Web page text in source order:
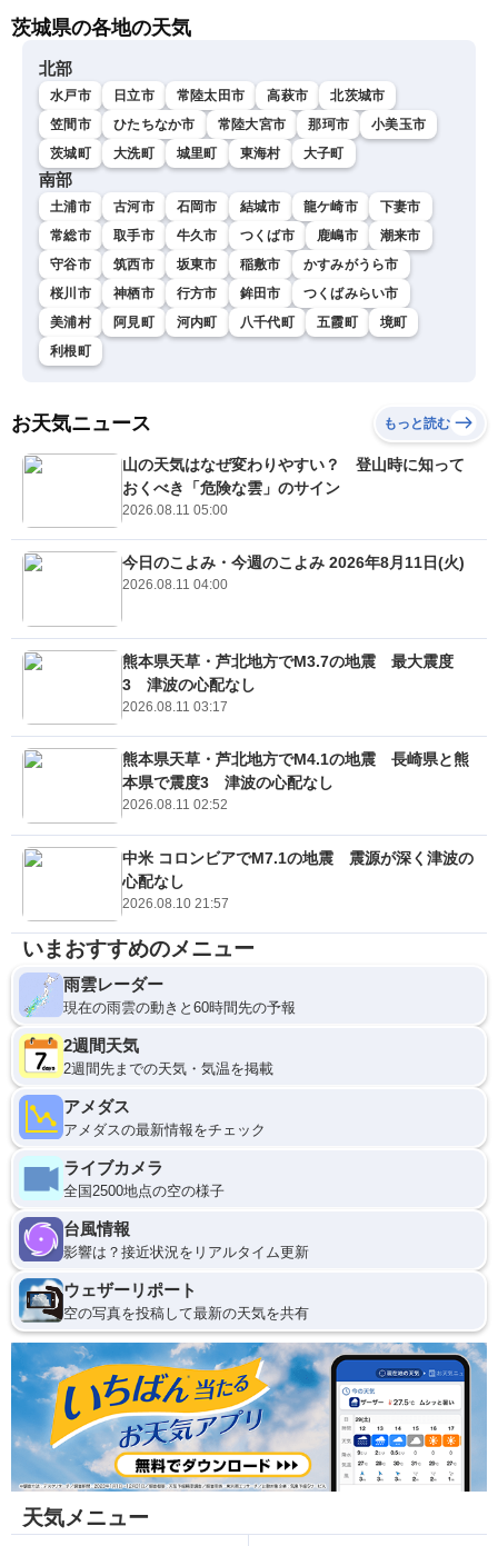
茨城県の各地の天気
北部
水戸市 日立市 常陸太田市 高萩市
北茨城市
笠間市
ひたちなか市 常陸大宮市 那珂市
小美玉市
茨城町
大洗町 城里町 東海村 大子町
南部
土浦市 古河市 石岡市 結城市 龍ケ崎市
下妻市
常総市
取手市 牛久市 つくば市 鹿嶋市
潮来市
守谷市
筑西市 坂東市 稲敷市
かすみがうら市
桜川市
神栖市 行方市 鉾田市
つくばみらい市
美浦村
阿見町 河内町 八千代町 五霞町
境町
利根町
お天気ニュース もっと読む
山の天気はなぜ変わりやすい？ 登山時に知って
おくべき「危険な雲」のサイン
2026.08.11 05:00
今日のこよみ・今週のこよみ 2026年8月11日(火)
2026.08.11 04:00
熊本県天草・芦北地方でM3.7の地震 最大震度
3 津波の心配なし
2026.08.11 03:17
熊本県天草・芦北地方でM4.1の地震 長崎県と熊
本県で震度3 津波の心配なし
2026.08.11 02:52
中米 コロンビアでM7.1の地震 震源が深く津波の
心配なし
2026.08.10 21:57
いまおすすめのメニュー
雨雲レーダー
現在の雨雲の動きと60時間先の予報
2週間天気
2週間先までの天気・気温を掲載
アメダス
アメダスの最新情報をチェック
ライブカメラ
全国2500地点の空の様子
台風情報
影響は？接近状況をリアルタイム更新
ウェザーリポート
空の写真を投稿して最新の天気を共有
天気メニュー